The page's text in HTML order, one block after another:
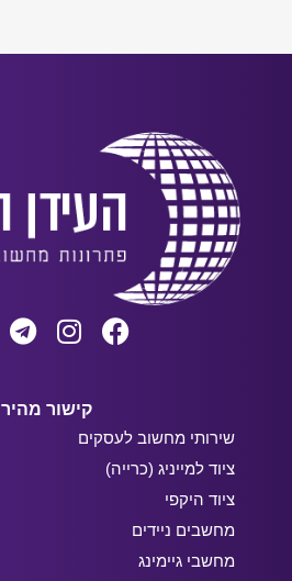
קישור מהיר
שירותי מחשוב לעסקים
ציוד למייניג (כרייה)
ציוד היקפי
מחשבים ניידים
מחשבי גיימינג